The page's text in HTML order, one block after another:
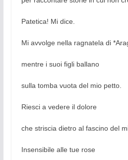
Patetica! Mi dice.
Mi avvolge nella ragnatela di
mentre i suoi figli ballano
sulla tomba vuota del mio petto.
Riesci a vedere il dolore
che striscia dietro al fascino del
Insensibile alle tue rose